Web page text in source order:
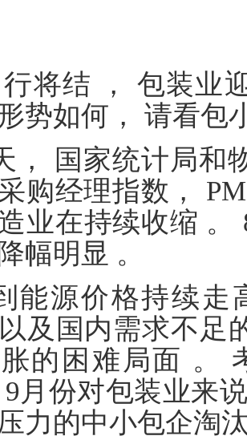
将结 ， 包装业
势如何， 请看包
， 国家统计局和
购经理指数，
业在持续收缩 。
幅明显 。
能源价格持续走
及国内需求不足
的困难局面 。
月份对包装业来
力的中小包企淘